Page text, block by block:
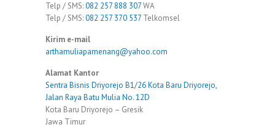
Telp / SMS:082 257 888 307WA
Telp / SMS:082 257 370 537 Telkomsel
Kirim e-mail
arthamuliapamenang@yahoo.com
Alamat Kantor
Sentra Bisnis Driyorejo B1/26 Kota Baru Driyorejo,
Jalan Raya Batu Mulia No. 12D
Kota Baru Driyorejo – Gresik
Jawa Timur